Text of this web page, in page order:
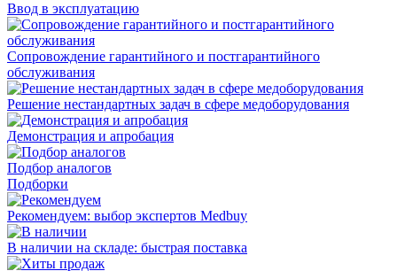
Ввод в эксплуатацию
Сопровождение гарантийного и постгарантийного
обслуживания
Решение нестандартных задач в сфере медоборудования
Демонстрация и апробация
Подбор аналогов
Подборки
Рекомендуем: выбор экспертов Medbuy
В наличии на складе: быстрая поставка